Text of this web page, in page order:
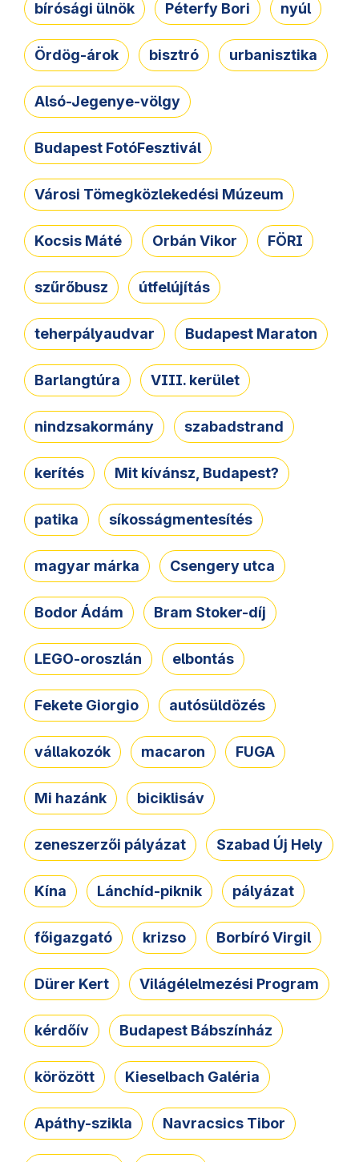
bírósági ülnök Péterfy Bori nyúl
Ördög-árok bisztró urbanisztika
Alsó-Jegenye-völgy
Budapest FotóFesztivál
Városi Tömegközlekedési Múzeum
Kocsis Máté Orbán Vikor FÖRI
szűrőbusz útfelújítás
teherpályaudvar Budapest Maraton
Barlangtúra VIII. kerület
nindzsakormány szabadstrand
kerítés Mit kívánsz, Budapest?
patika síkosságmentesítés
magyar márka Csengery utca
Bodor Ádám Bram Stoker-díj
LEGO-oroszlán elbontás
Fekete Giorgio autósüldözés
vállakozók macaron FUGA
Mi hazánk biciklisáv
zeneszerzői pályázat Szabad Új Hely
Kína Lánchíd-piknik pályázat
főigazgató krizso Borbíró Virgil
Dürer Kert Világélelmezési Program
kérdőív Budapest Bábszínház
körözött Kieselbach Galéria
Apáthy-szikla Navracsics Tibor